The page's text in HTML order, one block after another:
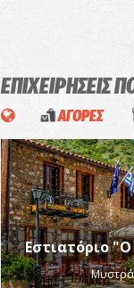
ΕΠΙΧΕΙΡΗΣΕΙΣ
ΑΓΟΡΕΣ
Εστιατόριο